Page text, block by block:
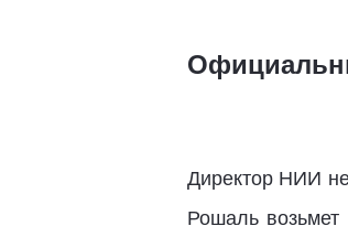
Директор НИИ
Рошаль